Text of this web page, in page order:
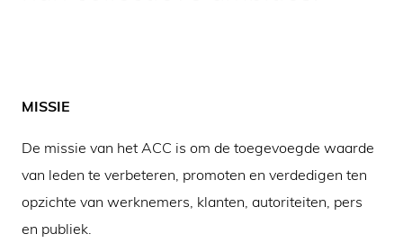
MISSIE
De missie van het ACC is om de toegevoegde waarde
van leden te verbeteren, promoten en verdedigen ten
opzichte van werknemers, klanten, autoriteiten, pers
en publiek.